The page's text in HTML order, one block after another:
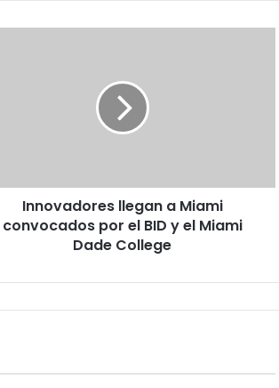
Innovadores llegan a Miami
convocados por el BID y el Miami
Dade College